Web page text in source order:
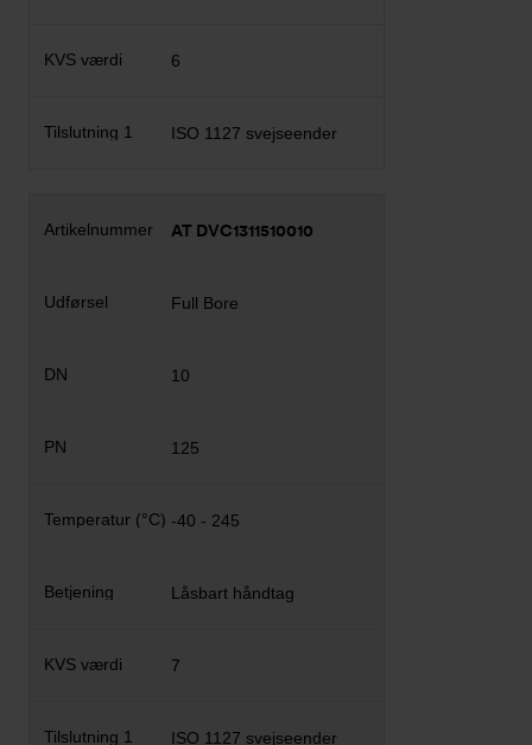
6
ISO 1127 svejseender
AT DVC1311510010
Full Bore
10
125
-40 - 245
Låsbart håndtag
7
ISO 1127 svejseender